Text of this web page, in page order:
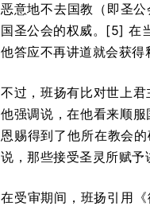
恶意地不去国教（即圣
国圣公会的权威。[5] 在
他答应不再讲道就会获得
不过，班扬有比对世上
他强调说，在他看来顺
恩赐得到了他所在教会
说，那些接受圣灵所赋予
在受审期间，班扬引用